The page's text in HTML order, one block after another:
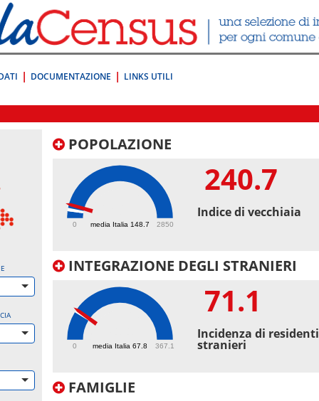
DOCUMENTAZIONE LINKS UTILI
POPOLAZIONE
media Italia 148.7
0 2850
240.7
Indice di vecchiaia
INTEGRAZIONE DEGLI STRANIERI
media Italia 67.8
0 367.1
71.1
Incidenza di residenti
stranieri
FAMIGLIE